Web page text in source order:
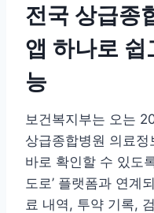
전국 상급종
앱 하나로
능
보건복지부는 오는
상급종합병원 의료정
바로 확인할 수 있도
도로’ 플랫폼과 연계
료 내역, 투약 기록,